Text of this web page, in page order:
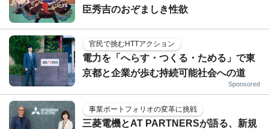
臣秀吉のおぞましき性欲
官民で挑むHTTアクション
電力を「へらす・つくる・ためる」で東
京都と企業が歩む持続可能社会への道
Sponsored
事業ポートフォリオの変革に挑戦
三菱電機とAT PARTNERSが語る、新規